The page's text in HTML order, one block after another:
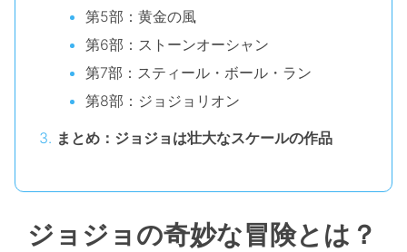
第5部：黄金の風
第6部：ストーンオーシャン
第7部：スティール・ボール・ラン
第8部：ジョジョリオン
まとめ：ジョジョは壮大なスケールの作品
ジョジョの奇妙な冒険とは？